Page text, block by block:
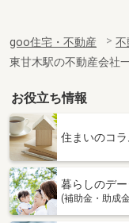
goo住宅・不動産 不
東甘木駅の不動産会社
お役立ち情報
住まいのコラ
暮らしのデー
(補助金・助成